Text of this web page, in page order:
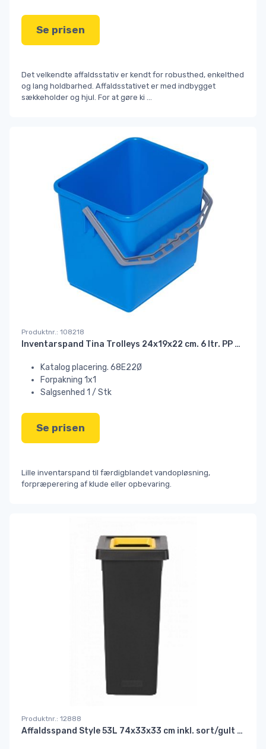
Se prisen
Det velkendte affaldsstativ er kendt for robusthed, enkelthed
og lang holdbarhed. Affaldsstativet er med indbygget
sækkeholder og hjul. For at gøre ki ...
Produktnr.: 108218
Inventarspand Tina Trolleys 24x19x22 cm. 6 ltr. PP blå#
Katalog placering. 68E22Ø
Forpakning 1x1
Salgsenhed 1 / Stk
Se prisen
Lille inventarspand til færdigblandet vandopløsning,
forpræperering af klude eller opbevaring.
Produktnr.: 12888
Affaldsspand Style 53L 74x33x33 cm inkl. sort/gult låg#